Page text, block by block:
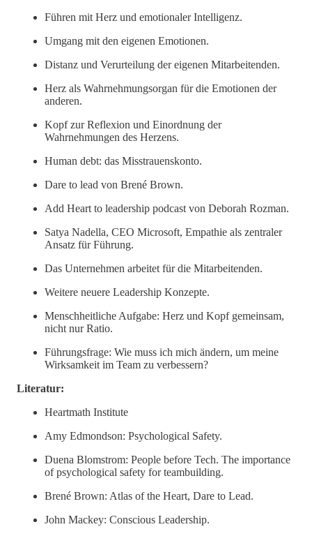
Führen mit Herz und emotionaler Intelligenz.
Umgang mit den eigenen Emotionen.
Distanz und Verurteilung der eigenen Mitarbeitenden.
Herz als Wahrnehmungsorgan für die Emotionen der
anderen.
Kopf zur Reflexion und Einordnung der
Wahrnehmungen des Herzens.
Human debt: das Misstrauenskonto.
Dare to lead von Brené Brown.
Add Heart to leadership podcast von Deborah Rozman.
Satya Nadella, CEO Microsoft, Empathie als zentraler
Ansatz für Führung.
Das Unternehmen arbeitet für die Mitarbeitenden.
Weitere neuere Leadership Konzepte.
Menschheitliche Aufgabe: Herz und Kopf gemeinsam,
nicht nur Ratio.
Führungsfrage: Wie muss ich mich ändern, um meine
Wirksamkeit im Team zu verbessern?
Literatur:
Heartmath Institute
Amy Edmondson: Psychological Safety.
Duena Blomstrom: People before Tech. The importance
of psychological safety for teambuilding.
Brené Brown: Atlas of the Heart, Dare to Lead.
John Mackey: Conscious Leadership.